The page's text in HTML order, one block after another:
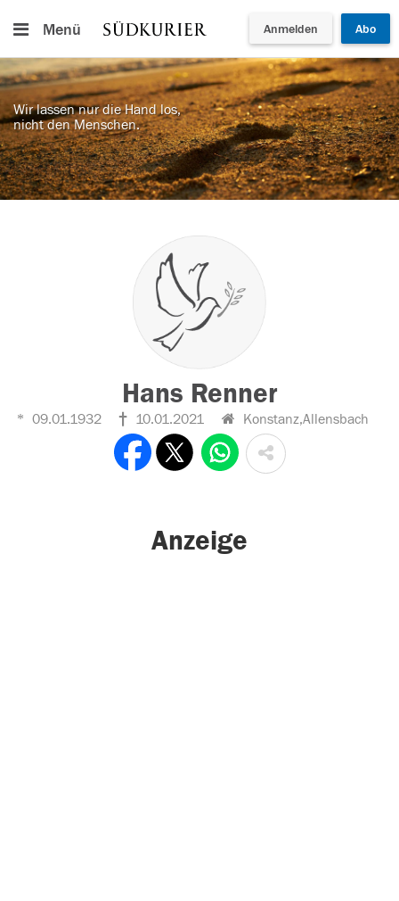
Menü Anmelden Abo
Wir lassen nur die Hand los,
nicht den Menschen.
Hans Renner
09.01.1932 10.01.2021 Konstanz,Allensbach
Anzeige